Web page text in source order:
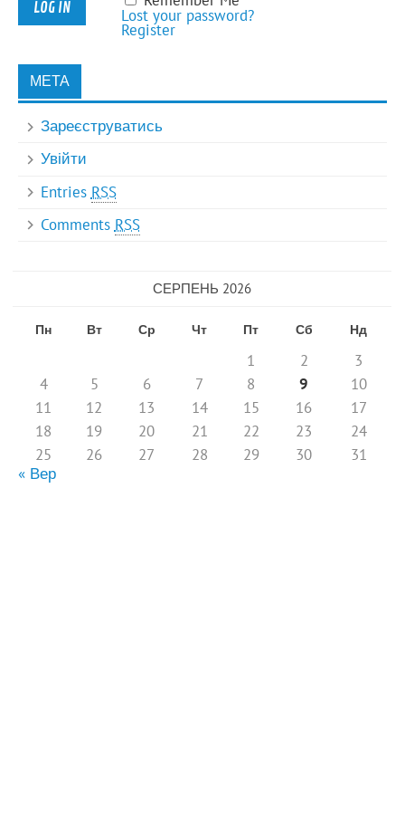
Lost your password?
Register
МЕТА
Зареєструватись
Увійти
Entries RSS
Comments RSS
СЕРПЕНЬ 2026
Пн Вт Ср Чт Пт Сб Нд
1 2
3
4
5 6 7 8 9
10
11
12 13 14 15 16
17
18
19 20 21 22 23
24
25
26 27 28 29 30
31
« Вер